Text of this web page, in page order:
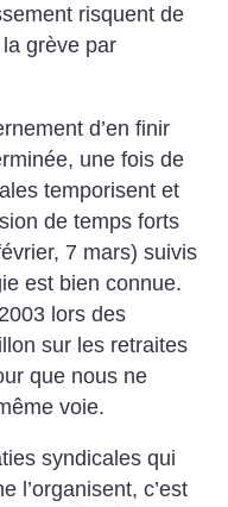
risquent de
grève par
d’en finir
une fois de
temporisent et
de temps forts
7 mars) suivis
est bien connue.
lors des
sur les retraites
que nous ne
voie.
syndicales qui
l’organisent, c’est